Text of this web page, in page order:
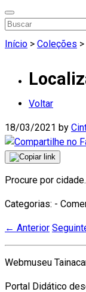
Início > Coleções >
Voltar
18/03/2021 by
Procure por cidade.
Categorias: -
← Anterior
Webmuseu
Portal Didático